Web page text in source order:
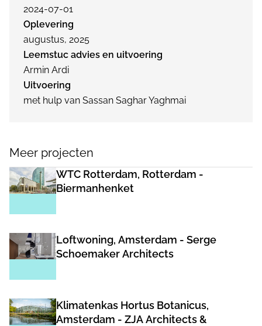
2024-07-01
Oplevering
augustus, 2025
Leemstuc advies en uitvoering
Armin Ardi
Uitvoering
met hulp van Sassan Saghar Yaghmai
Meer projecten
WTC Rotterdam, Rotterdam -
Biermanhenket
Loftwoning, Amsterdam - Serge
Schoemaker Architects
Klimatenkas Hortus Botanicus,
Amsterdam - ZJA Architects &